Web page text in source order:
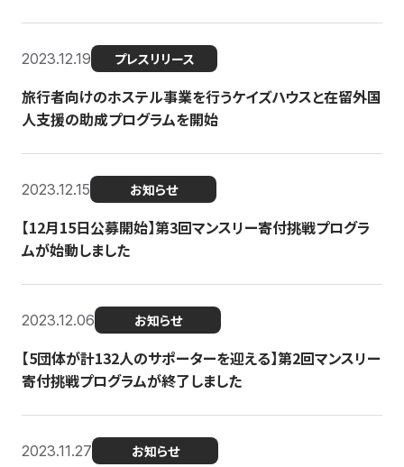
2023.12.19 プレスリリース
旅行者向けのホステル事業を行うケイズハウスと在留外国
人支援の助成プログラムを開始
2023.12.15 お知らせ
【12月15日公募開始】第3回マンスリー寄付挑戦プログラ
ムが始動しました
2023.12.06 お知らせ
【5団体が計132人のサポーターを迎える】第2回マンスリー
寄付挑戦プログラムが終了しました
2023.11.27 お知らせ